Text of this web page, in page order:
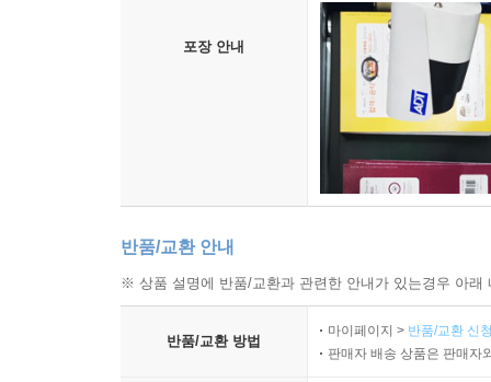
포장 안내
반품/교환 안내
※ 상품 설명에 반품/교환과 관련한 안내가 있는경우 아
반품/교환 방법
마이페이지 > 반품/교환 신
판매자 배송 상품은 판매자